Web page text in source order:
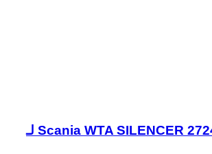
جهاز التدفئة Scania WTA SILENCER 2724193 لـ